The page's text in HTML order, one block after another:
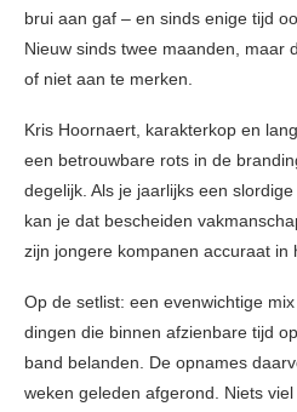
brui aan gaf – en sinds enige tijd
Nieuw sinds twee maanden, maar
of niet aan te merken.
Kris Hoornaert, karakterkop en
een betrouwbare rots in de
degelijk. Als je jaarlijks een
kan je dat bescheiden
zijn jongere kompanen accuraat in
Op de setlist: een evenwichtige
dingen die binnen afzienbare tijd
band belanden. De opnames
weken geleden afgerond. Niets